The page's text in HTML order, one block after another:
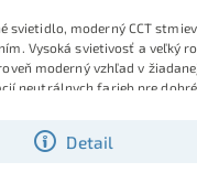
Detail
svietidlo, moderný CCT
Vysoká svietivosť a veľký
moderný vzhľad v
neutrálnych farieb pre